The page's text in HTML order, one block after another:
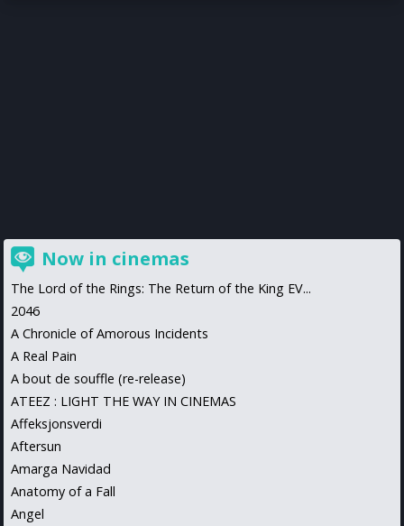
Now in cinemas
The Lord of the Rings: The Return of the King EV...
2046
A Chronicle of Amorous Incidents
A Real Pain
A bout de souffle (re-release)
ATEEZ : LIGHT THE WAY IN CINEMAS
Affeksjonsverdi
Aftersun
Amarga Navidad
Anatomy of a Fall
Angel